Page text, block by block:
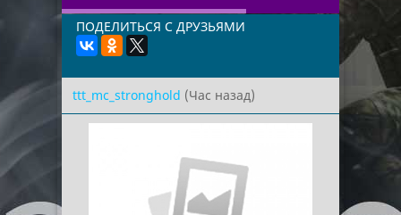
ПОДЕЛИТЬСЯ С ДРУЗЬЯМИ
ttt_mc_stronghold (Час назад)